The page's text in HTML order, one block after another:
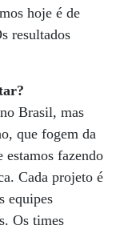
hoje é de
resultados
Brasil, mas
que fogem da
estamos fazendo
Cada projeto é
equipes
Os times